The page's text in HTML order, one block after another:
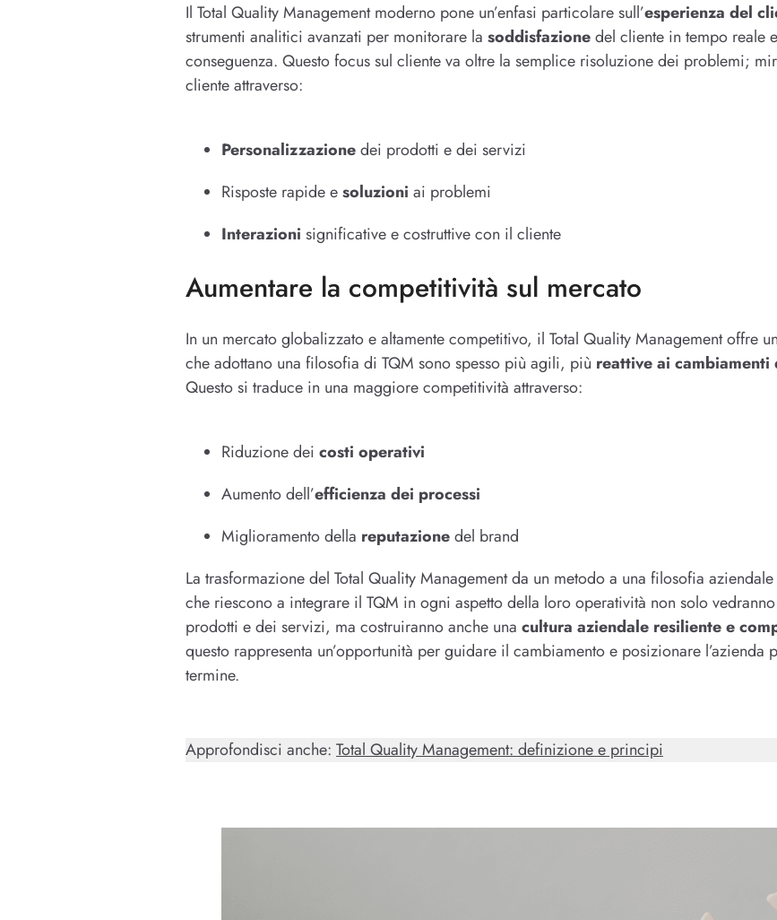
Il Total Quality Management moderno pone un’enfasi particolare sull’esperienza del
strumenti analitici avanzati per monitorare la soddisfazionedel cliente in tempo reale
conseguenza. Questo focus sul cliente va oltre la semplice risoluzione dei problemi;
cliente attraverso:
Personalizzazionedei prodotti e dei servizi
Risposte rapide esoluzioni ai problemi
Interazioni significative e costruttive con il cliente
Aumentare la competitività sul mercato
In un mercato globalizzato e altamente competitivo, il Total Quality Management offre
che adottano una filosofia di TQM sono spesso più agili, più reattive ai cambiamenti
Questo si traduce in una maggiore competitività attraverso:
Riduzione dei costi operativi
Aumento dell’efficienza dei processi
Miglioramento della reputazionedel brand
La trasformazione del Total Quality Management da un metodo a una filosofia
che riescono a integrare il TQM in ogni aspetto della loro operatività non solo
prodotti e dei servizi, ma costruiranno anche una cultura aziendale resiliente e
questo rappresenta un’opportunità per guidare il cambiamento e posizionare l’azienda
termine.
Approfondisci anche: Total Quality Management: definizione e principi